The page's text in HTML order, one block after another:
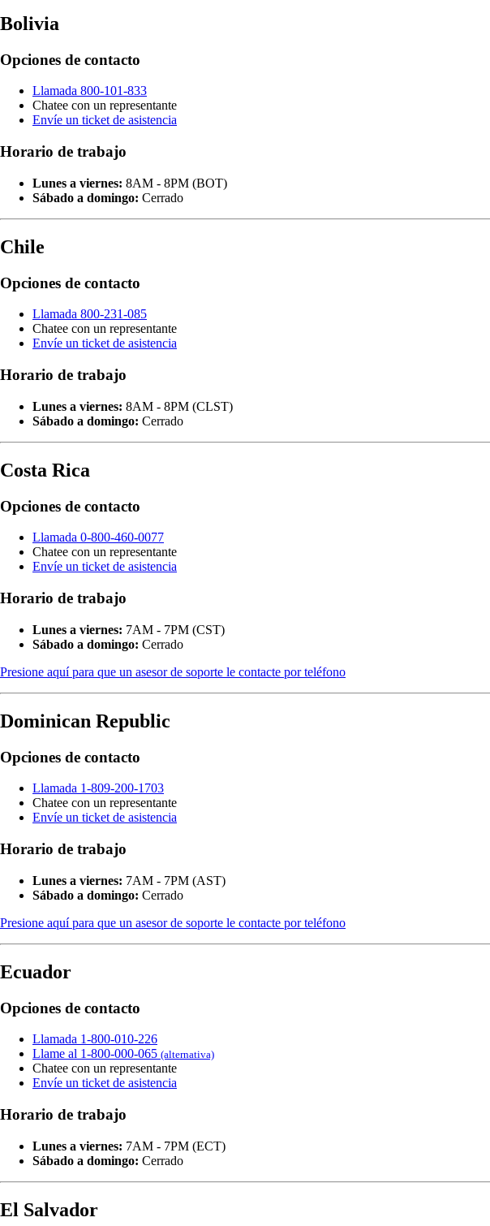
Bolivia
Opciones de contacto
Llamada 800-101-833
Chatee con un representante
Envíe un ticket de asistencia
Horario de trabajo
Lunes a viernes: 8AM - 8PM (BOT)
Sábado a domingo: Cerrado
Chile
Opciones de contacto
Llamada 800-231-085
Chatee con un representante
Envíe un ticket de asistencia
Horario de trabajo
Lunes a viernes: 8AM - 8PM (CLST)
Sábado a domingo: Cerrado
Costa Rica
Opciones de contacto
Llamada 0-800-460-0077
Chatee con un representante
Envíe un ticket de asistencia
Horario de trabajo
Lunes a viernes: 7AM - 7PM (CST)
Sábado a domingo: Cerrado
Presione aquí para que un asesor de soporte le contacte por teléfono
Dominican Republic
Opciones de contacto
Llamada 1-809-200-1703
Chatee con un representante
Envíe un ticket de asistencia
Horario de trabajo
Lunes a viernes: 7AM - 7PM (AST)
Sábado a domingo: Cerrado
Presione aquí para que un asesor de soporte le contacte por teléfono
Ecuador
Opciones de contacto
Llamada 1-800-010-226
Llame al 1-800-000-065 (alternativa)
Chatee con un representante
Envíe un ticket de asistencia
Horario de trabajo
Lunes a viernes: 7AM - 7PM (ECT)
Sábado a domingo: Cerrado
El Salvador